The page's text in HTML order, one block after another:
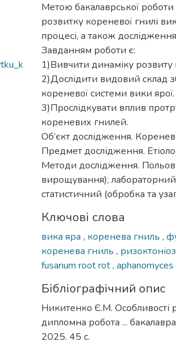
Метою бакалаврської
розвитку кореневої гнилі
процесі, а також
Завданням роботи є:
1)Вивчити динаміку розвиту
2)Дослідити видовий склад
кореневої системи вики ярої.
3)Прослідкувати вплив
кореневих гнилей.
Об’єкт дослідження.
Предмет дослідження.
Методи дослідження.
вирощування);
статистичний (обробка та
Ключові слова
вика яра , коренева гниль ,
коренева гниль ,
fusarium root rot,
Бібліографічний опис
Никитенко Є.М. Особливості
дипломна робота ...
2025. 45 с.